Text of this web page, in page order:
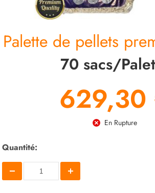
Palette de pellets
70 sacs/
629,30
En Rupture
Quantité: